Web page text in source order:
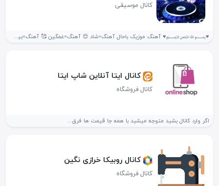
کانال موسیقی
♥️﷽♥️ آهنگ موزیک باحال آهنگ=شاد 😍 آهنگ=غمگین 🥰 آهنگ=بیسدار 😵‍💫 آهنگ=خارجی ❤️‍🔥...
کانال ایتا آنلاین شاپ ایتا
کانال فروشگاه
اگر وارد کانال بشید متوجه میشید با همه جا قیمت ها فرق...
کانال روبیکا خرازی نگین
کانال فروشگاه